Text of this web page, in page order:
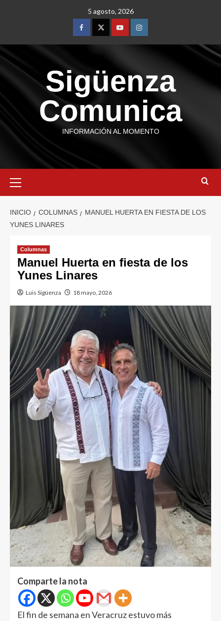
5 agosto, 2026
Sigüenza
Comunica
INFORMACIÓN AL MOMENTO
INICIO COLUMNAS
MANUEL HUERTA EN FIESTA DE LOS
YUNES LINARES
Columnas
Manuel Huerta en fiesta de los
Yunes Linares
Luis Sigüenza 18 mayo, 2026
Comparte la nota
El fin de semana en Veracruz estuvo más